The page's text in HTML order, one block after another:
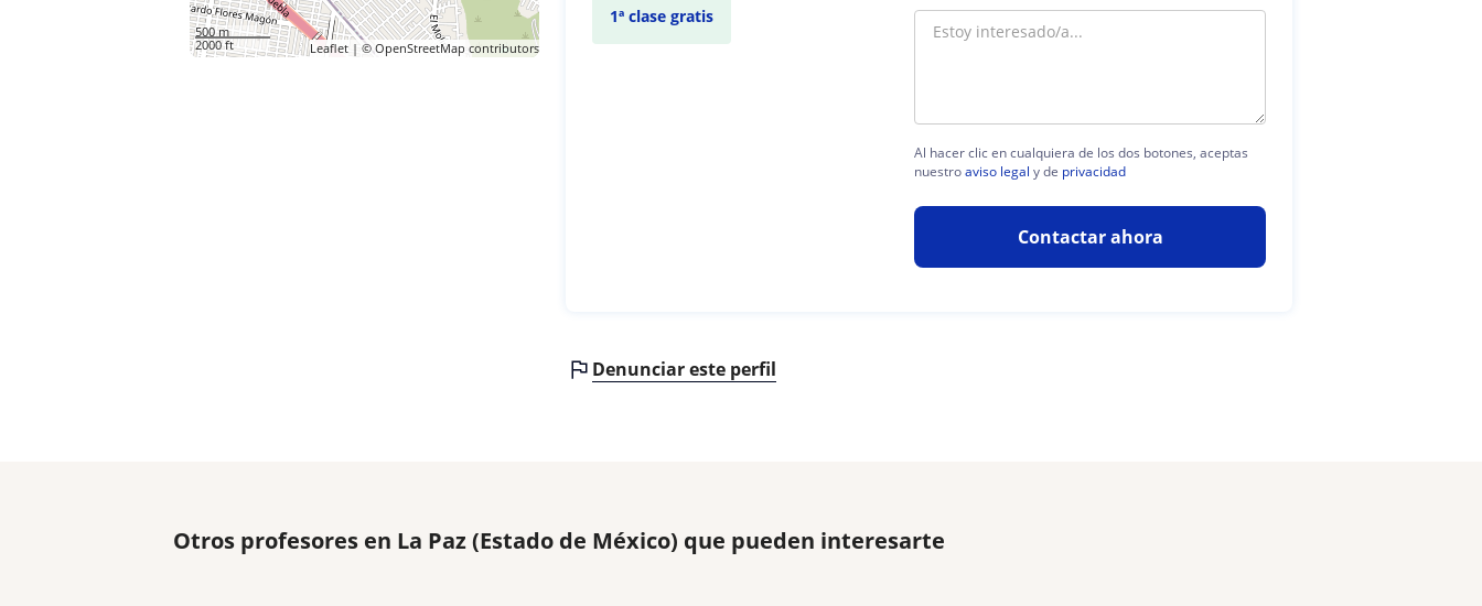
500 m
2000 ft
Leaflet | ©OpenStreetMap contributors
1ª clase gratis
Al hacer clic en cualquiera de los dos botones, aceptas
nuestroaviso legal y de privacidad
Contactar ahora
Denunciar este perfil
Otros profesores en La Paz (Estado de México) que pueden interesarte